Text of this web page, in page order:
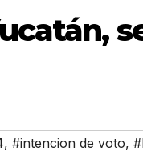
, #intencion de voto,